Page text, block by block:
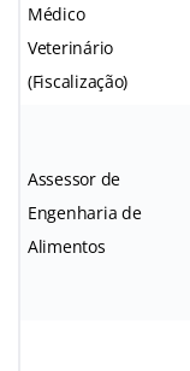
Médico
Veterinário
(Fiscalização)
Assessor de
Engenharia de
Alimentos